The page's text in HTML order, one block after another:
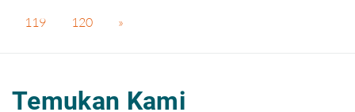
119
120 »
Temukan Kami